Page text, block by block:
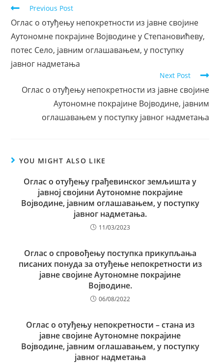
Previous Post
Оглас о отуђењу непокретности из јавне својине
Аутономне покрајине Војводине у Степановићеву,
потес Село, јавним оглашавањем, у поступку
јавног надметања
Next Post
Оглас о отуђењу непокретности из јавне својине
Аутономне покрајине Војводине, јавним
оглашавањем у поступку јавног надметања
YOU MIGHT ALSO LIKE
Оглас о отуђењу грађевинског земљишта у
јавној својини Аутономне покрајине
Војводине, јавним оглашавањем, у поступку
јавног надметања.
11/03/2023
Оглас о спровођењу поступка прикупљања
писаних понуда за отуђење непокретности из
јавне својине Аутономне покрајине
Војводине.
06/08/2022
Оглас о отуђењу непокретности – стана из
јавне својине Аутономне покрајине
Војводине, јавним оглашавањем, у поступку
јавног надметања